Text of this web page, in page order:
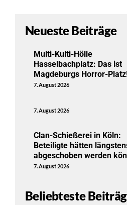
Neueste Beiträge
Multi-Kulti-Hölle
Hasselbachplatz: Das ist
Magdeburgs Horror-
7. August 2026
7. August 2026
Clan-Schießerei in Köln:
Beteiligte hätten
abgeschoben werden
7. August 2026
Beliebteste